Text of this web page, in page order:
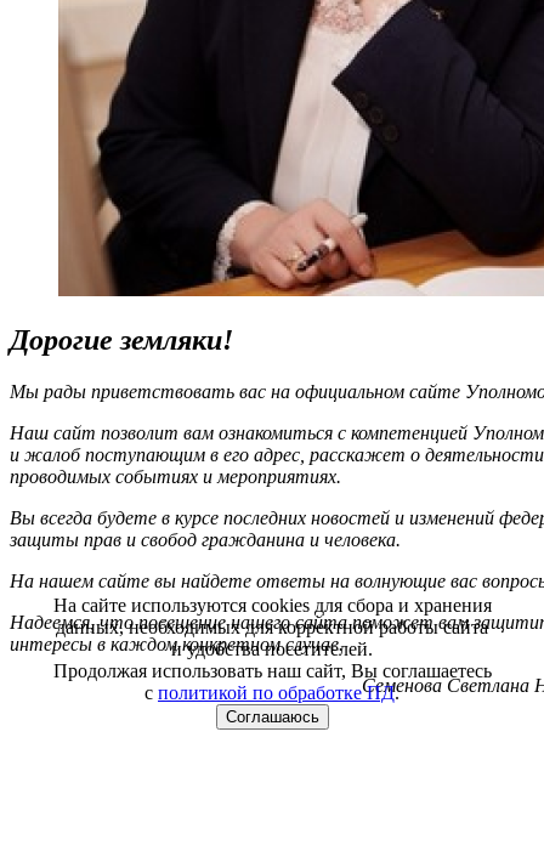
Дорогие земляки!
Мы рады приветствовать вас на официальном сайте
Наш сайт позволит вам ознакомиться с компетенцией
и жалоб поступающим в его адрес, расскажет о
проводимых событиях и мероприятиях.
Вы всегда будете в курсе последних новостей и изменений
защиты прав и свобод гражданина и человека.
На нашем сайте вы найдете ответы на волнующие вас
Надеемся, что посещение нашего сайта поможет вам
интересы в каждом конкретном случае.
Семенова Светлана
На сайте используются cookies для сбора и хранения
данных, необходимых для корректной работы сайта
и удобства посетителей.
Продолжая использовать наш сайт, Вы соглашаетесь
с политикой по обработке ПД.
Соглашаюсь